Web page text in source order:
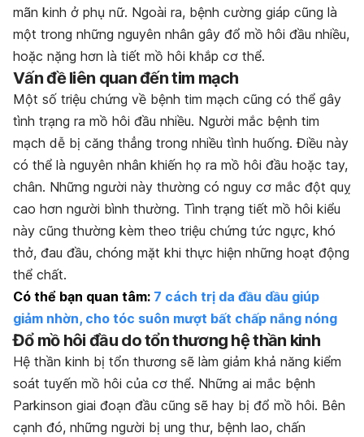
mãn kinh ở phụ nữ. Ngoài ra, bệnh cường giáp cũng là
một trong những nguyên nhân gây đổ mồ hôi đầu nhiều,
hoặc nặng hơn là tiết mồ hôi khắp cơ thể.
Vấn đề liên quan đến tim mạch
Một số triệu chứng về bệnh tim mạch cũng có thể gây
tình trạng ra mồ hôi đầu nhiều. Người mắc bệnh tim
mạch dễ bị căng thẳng trong nhiều tình huống. Điều này
có thể là nguyên nhân khiến họ ra mồ hôi đầu hoặc tay,
chân. Những người này thường có nguy cơ mắc đột quỵ
cao hơn người bình thường. Tình trạng tiết mồ hôi kiểu
này cũng thường kèm theo triệu chứng tức ngực, khó
thở, đau đầu, chóng mặt khi thực hiện những hoạt động
thể chất.
Có thể bạn quan tâm: 7 cách trị da đầu dầu giúp
giảm nhờn, cho tóc suôn mượt bất chấp nắng nóng
Đổ mồ hôi đầu do tổn thương hệ thần kinh
Hệ thần kinh bị tổn thương sẽ làm giảm khả năng kiểm
soát tuyến mồ hôi của cơ thể. Những ai mắc bệnh
Parkinson giai đoạn đầu cũng sẽ hay bị đổ mồ hôi. Bên
cạnh đó, những người bị ung thư, bệnh lao, chấn